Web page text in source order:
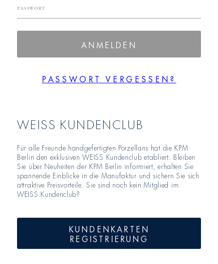
Passwort
ANMELDEN
PASSWORT VERGESSEN?
WEISS KUNDENCLUB
Für alle Freunde handgefertigten Porzellans hat die KPM
Berlin den exklusiven WEISS Kundenclub etabliert. Bleiben
Sie über Neuheiten der KPM Berlin informiert, erhalten Sie
spannende Einblicke in die Manufaktur und sichern Sie sich
attraktive Preisvorteile. Sie sind noch kein Mitglied im
WEISS Kundenclub?
KUNDENKARTEN
REGISTRIERUNG